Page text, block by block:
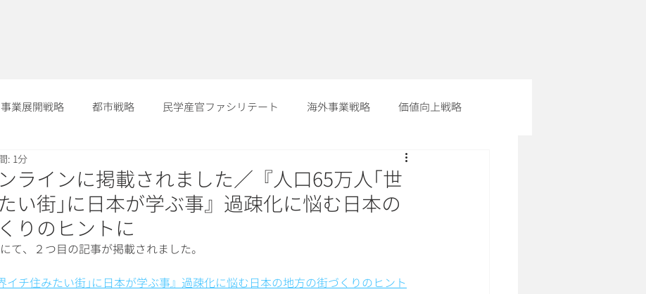
事業展開戦略 都市戦略 民学産官ファシリテート 海外事業戦略 価値向上戦略
ラインに掲載されました／『人口65万人｢世
い街｣に日本が学ぶ事』過疎化に悩む日本の
りのヒントに
: 1分
て、２つ目の記事が掲載されました。
イチ住みたい街｣に日本が学ぶ事』過疎化に悩む日本の地方の街づくりのヒント